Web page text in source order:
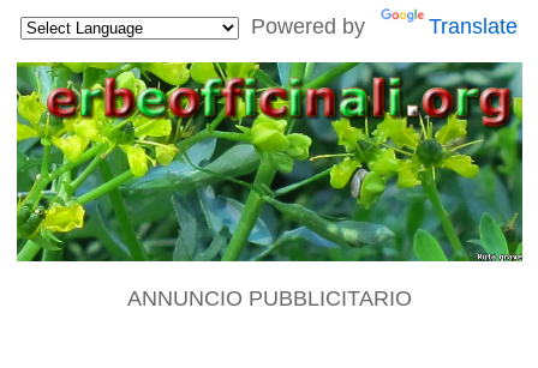
Powered by Translate
ANNUNCIO PUBBLICITARIO